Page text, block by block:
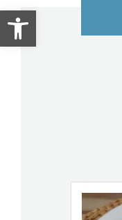
Abrir barra de herramientas